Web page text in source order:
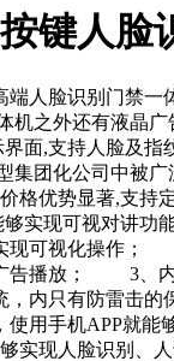
键人脸
端人脸识别门禁一
机之外还有液晶
面,支持人脸及指
集团化公司中被
价格优势显著,支
现可视对讲功能
现可视化操作
告播放； 3、内
，内只有防雷
使用手机APP就能
现人脸识别、人